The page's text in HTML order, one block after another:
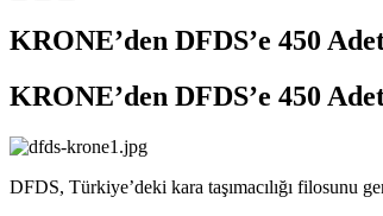
KRONE’den DFDS’e 450
KRONE’den DFDS’e 450
DFDS, Türkiye’deki kara taşımacılığı filosunu